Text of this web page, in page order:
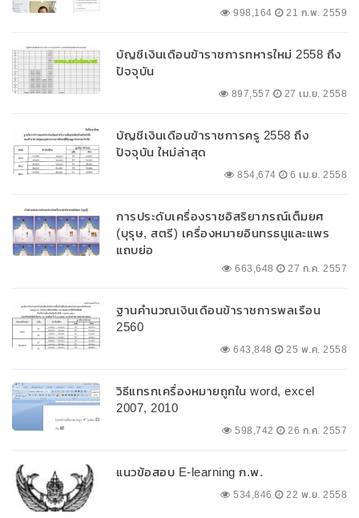
998,164 21 ก.พ. 2559
บัญชีเงินเดือนข้าราชการทหารใหม่ 2558 ถึง
ปัจจุบัน
897,557 27 เม.ย. 2558
บัญชีเงินเดือนข้าราชการครู 2558 ถึง
ปัจจุบัน ใหม่ล่าสุด
854,674 6 เม.ย. 2558
การประดับเครื่องราชอิสริยาภรณ์เต็มยศ
(บุรุษ, สตรี) เครื่องหมายอินทรธนูและแพร
แถบย่อ
663,648 27 ก.ค. 2557
ฐานคำนวณเงินเดือนข้าราชการพลเรือน
2560
643,848 25 พ.ค. 2558
วิธีแทรกเครื่องหมายถูกใน word, excel
2007, 2010
598,742 26 ก.ค. 2557
แนวข้อสอบ E-learning ก.พ.
534,846 22 พ.ย. 2558